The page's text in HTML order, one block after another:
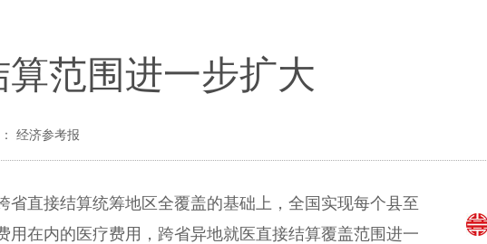
范围进一步扩大
经济参考报
接结算统筹地区全覆盖的基础上，全国实现每个县至
在内的医疗费用，跨省异地就医直接结算覆盖范围进一